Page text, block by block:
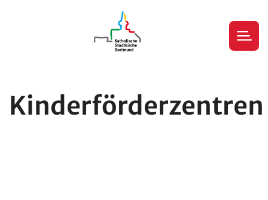
Kinderförderzentren